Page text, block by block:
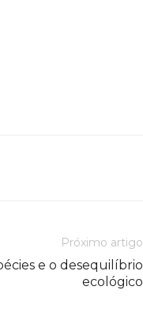
Próximo artigo
e o desequilíbrio
ecológico